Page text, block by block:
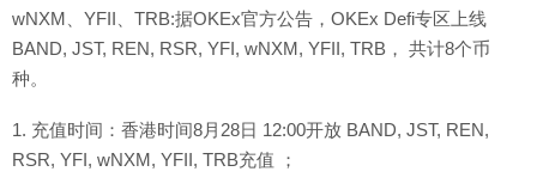
wNXM、YFII、TRB:据OKEx官方公告，OKEx Defi专区上线
BAND, JST, REN, RSR, YFI, wNXM, YFII, TRB， 共计8个币
种。
1. 充值时间：香港时间8月28日 12:00开放 BAND, JST, REN,
RSR, YFI, wNXM, YFII, TRB充值 ；